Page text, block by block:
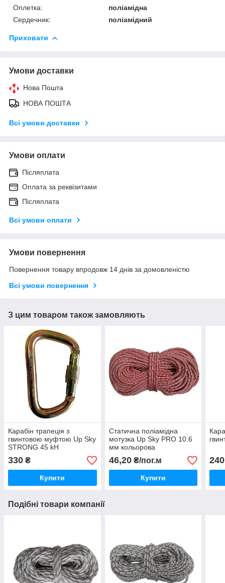
Оплетка:
поліамідна
Сердечник:
поліамідний
Приховати
Умови доставки
Нова Пошта
НОВА ПОШТА
Всі умови доставки
Умови оплати
Післяплата
Оплата за реквізитами
Післяплата
Всі умови оплати
Умови повернення
Повернення товару впродовж 14 днів за домовленістю
Всі умови повернення
З цим товаром також замовляють
Карабін трапеція з
гвинтовою муфтою Up Sky
STRONG 45 kH
330 ₴
Купити
Статична поліамідна
мотузка Up Sky PRO 10.6
мм кольорова
46,20₴/пог.м
Купити
240
Подібні товари компанії